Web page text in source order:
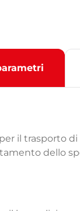
il trasporto
dello